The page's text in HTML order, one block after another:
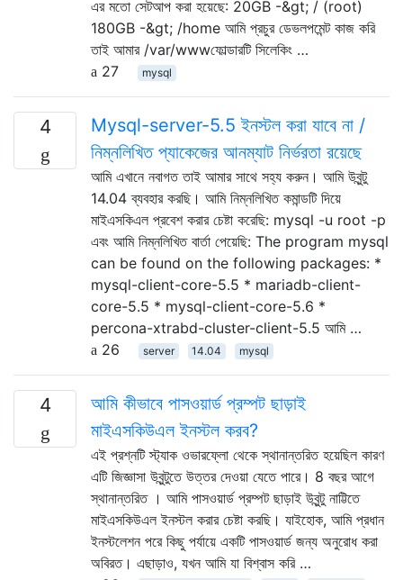
এর মতো সেটআপ করা হয়েছে: 20GB -&gt; / (root)
180GB -&gt; /home আমি প্রচুর ডেভলপমেন্ট কাজ করি
তাই আমার /var/wwwফোল্ডারটি সিলেকিং …
27
mysql
4
Mysql-server-5.5 ইনস্টল করা যাবে না /
নিম্নলিখিত প্যাকেজের আনম্যাট নির্ভরতা রয়েছে
আমি এখানে নবাগত তাই আমার সাথে সহ্য করুন। আমি উবুন্টু
14.04 ব্যবহার করছি। আমি নিম্নলিখিত কমান্ডটি দিয়ে
মাইএসকিএল প্রবেশ করার চেষ্টা করেছি: mysql -u root -p
এবং আমি নিম্নলিখিত বার্তা পেয়েছি: The program mysql
can be found on the following packages: *
mysql-client-core-5.5 * mariadb-client-
core-5.5 * mysql-client-core-5.6 *
percona-xtrabd-cluster-client-5.5 আমি …
26
server 14.04 mysql
4
আমি কীভাবে পাসওয়ার্ড প্রম্পট ছাড়াই
মাইএসকিউএল ইনস্টল করব?
এই প্রশ্নটি স্ট্যাক ওভারফ্লো থেকে স্থানান্তরিত হয়েছিল কারণ
এটি জিজ্ঞাসা উবুন্টুতে উত্তর দেওয়া যেতে পারে। 8 বছর আগে
স্থানান্তরিত । আমি পাসওয়ার্ড প্রম্পট ছাড়াই উবুন্টু নাট্টিতে
মাইএসকিউএল ইনস্টল করার চেষ্টা করছি। যাইহোক, আমি প্রধান
ইনস্টলেশন পরে কিছু পর্যায়ে একটি পাসওয়ার্ড জন্য অনুরোধ করা
অবিরত। এছাড়াও, যখন আমি যা বিশ্বাস করি …